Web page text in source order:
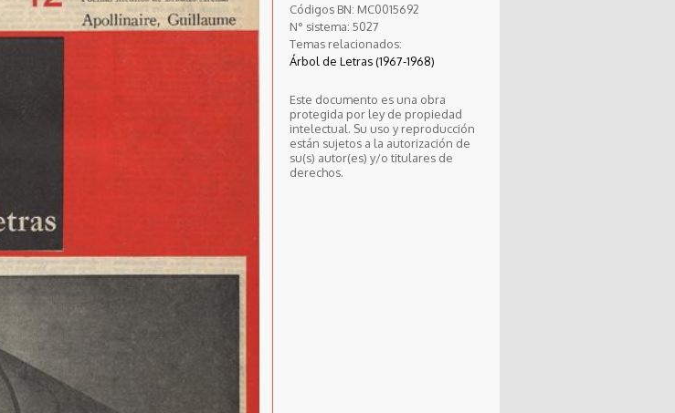
Códigos BN: MC0015692
N° sistema: 5027
Temas relacionados:
Árbol de Letras (1967-1968)
Este documento es una obra
protegida por ley de propiedad
intelectual. Su uso y reproducción
están sujetos a la autorización de
su(s) autor(es) y/o titulares de
derechos.